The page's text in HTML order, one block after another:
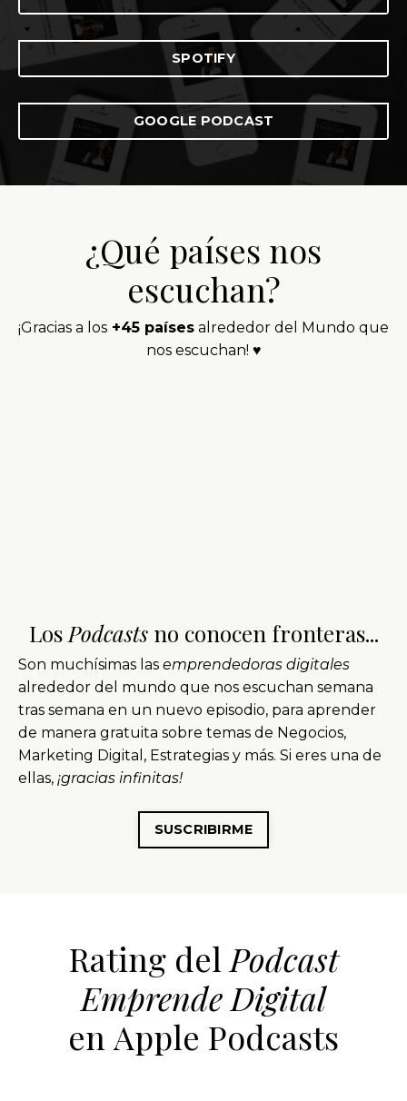
SPOTIFY
GOOGLE PODCAST
¿Qué países nos
escuchan?
¡Gracias a los +45 países alrededor del Mundo que
nos escuchan! ♥
LosPodcastsno conocen fronteras...
Son muchísimas las emprendedoras digitales
alrededor del mundo que nos escuchan semana
tras semana en un nuevo episodio, para aprender
de manera gratuita sobre temas de Negocios,
Marketing Digital, Estrategias y más. Si eres una de
ellas, ¡gracias infinitas!
SUSCRIBIRME
Rating del Podcast
Emprende Digital
en Apple Podcasts